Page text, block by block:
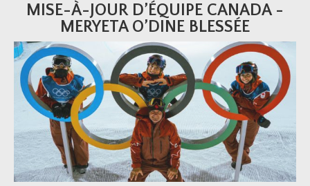
MISE-À-JOUR D’ÉQUIPE CANADA -
MERYETA O’DINE BLESSÉE